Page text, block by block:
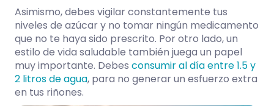
Asimismo, debes vigilar constantemente tus
niveles de azúcar y no tomar ningún medicamento
que no te haya sido prescrito. Por otro lado, un
estilo de vida saludable también juega un papel
muy importante. Debes consumir al día entre 1.5 y
2 litros de agua, para no generar un esfuerzo extra
en tus riñones.